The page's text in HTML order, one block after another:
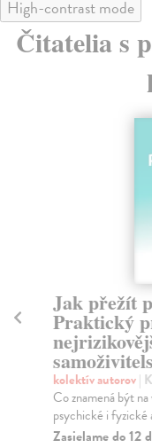
High-contrast mode
Čitatelia s
Jak přežít
Praktický
samoživitels
kolektív autorov|
Co znamená být
psychické i fyzické
Zasielame do 12